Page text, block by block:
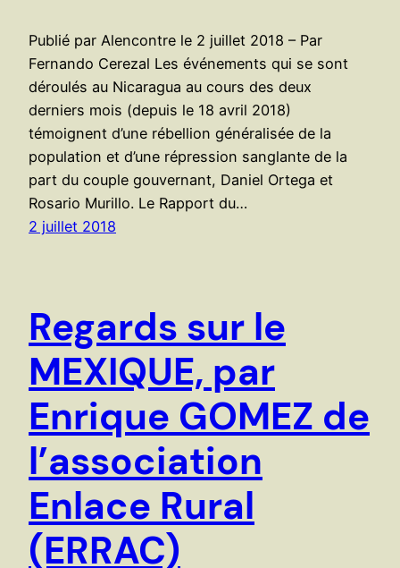
Publié par Alencontre le 2 juillet 2018 – Par
Fernando Cerezal Les événements qui se sont
déroulés au Nicaragua au cours des deux
derniers mois (depuis le 18 avril 2018)
témoignent d’une rébellion généralisée de la
population et d’une répression sanglante de la
part du couple gouvernant, Daniel Ortega et
Rosario Murillo. Le Rapport du…
2 juillet 2018
Regards sur le
MEXIQUE, par
Enrique GOMEZ de
l’association
Enlace Rural
(ERRAC)